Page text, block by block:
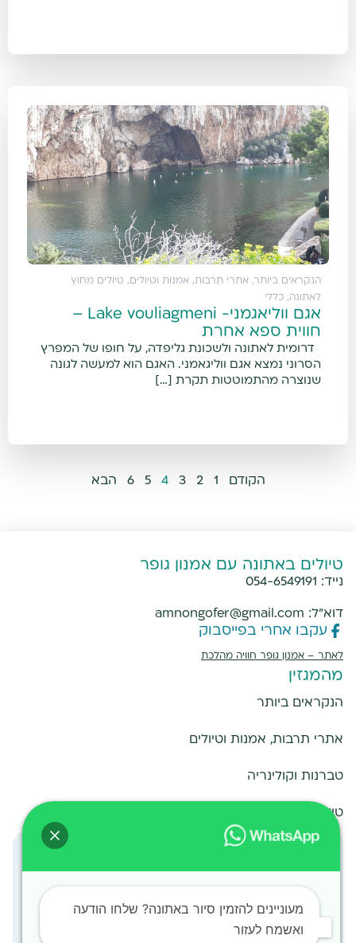
הנקראים ביותר, אתרי תרבות, אמנות וטיולים , טיולים מחוץ
לאתונה, כללי
אגם ווליאגמני- Lake vouliagmeni –
חווית ספא אחרת
דרומית לאתונה ולשכונת גליפדה, על חופו של המפרץ
הסרוני נמצא אגם ווליגאמני. האגם הוא למעשה לגונה
שנוצרה מהתמוטטות תקרת […]
הקודם 1
2
3
4
5
6 הבא
טיולים באתונה עם אמנון גופר
נייד: 054-6549191
דוא"ל: amnongofer@gmail.com
עקבו אחרי בפייסבוק
לאתר – אמנון גופר חוויה מהלכת
מהמגזין
הנקראים ביותר
אתרי תרבות, אמנות וטיולים
טברנות וקולינריה
טיולים מחוץ לאתונה
הצטרפו לקבוצת הפייסבוק הרשמית למטיילים באתונה
מעל 50,000מטיילים
מעוניינים להזמין סיור באתונה? שלחו הודעה
ואשמח לעזור